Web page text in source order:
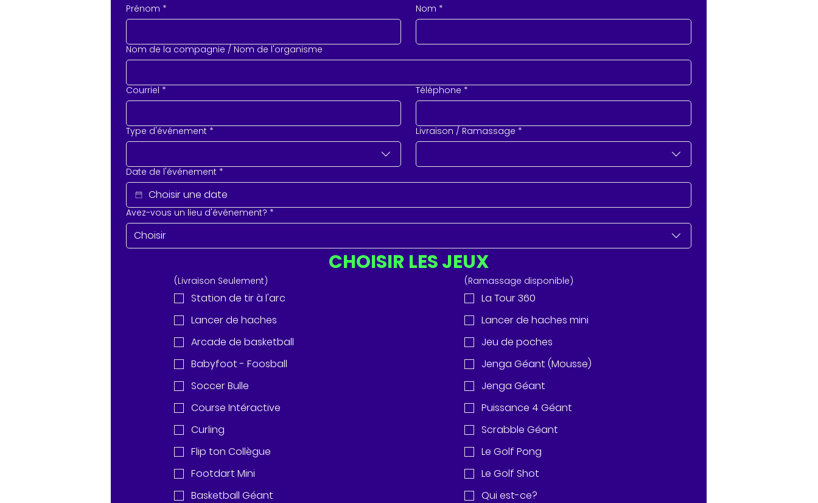
Prénom * Nom *
Nom de la compagnie / Nom de l'organisme
Courriel * Téléphone *
Type d'événement * Livraison / Ramassage *
Date de l'événement *
Avez-vous un lieu d'événement? *
Choisir
CHOISIR LES JEUX
(Livraison Seulement)
Station de tir à l'arc
Lancer de haches
Arcade de basketball
Babyfoot - Foosball
Soccer Bulle
Course Intéractive
Curling
Flip ton Collègue
Footdart Mini
Basketball Géant
(Ramassage disponible)
La Tour 360
Lancer de haches mini
Jeu de poches
Jenga Géant (Mousse)
Jenga Géant
Puissance 4 Géant
Scrabble Géant
Le Golf Pong
Le Golf Shot
Qui est-ce?